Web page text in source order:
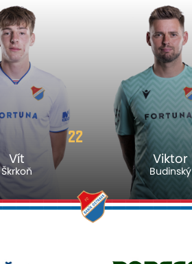
22
Vít
Škrkoň
Viktor
Budinský